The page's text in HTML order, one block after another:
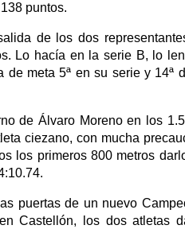
puntos.
de los dos
Lo hacía en la serie B, lo
de meta 5ª en su serie y
de Álvaro Moreno en los
ciezano, con mucha
los primeros 800 metros
puertas de un nuevo
Castellón, los dos atletas